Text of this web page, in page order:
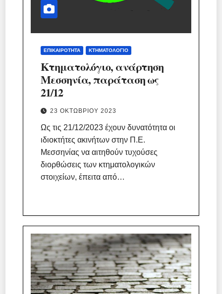
ΕΠΙΚΑΙΡΌΤΗΤΑ ΚΤΗΜΑΤΟΛΌΓΙΟ
Κτηματολόγιο, ανάρτηση
Μεσσηνία, παράταση ως
21/12
23 ΟΚΤΩΒΡΊΟΥ 2023
Ως τις 21/12/2023 έχουν δυνατότητα οι
ιδιοκτήτες ακινήτων στην Π.Ε.
Μεσσηνίας να αιτηθούν τυχούσες
διορθώσεις των κτηματολογικών
στοιχείων, έπειτα από…